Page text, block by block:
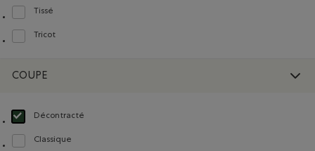
Tissé
Classer selon Composition : Tissé(Woven)
Tricot
Classer selon Composition : Tricot(Knit)
COUPE
Décontracté
Choisir Classé selon Coupe : Décontracté(Relaxed)
Classique
Classer selon Coupe : Classique(Classic)